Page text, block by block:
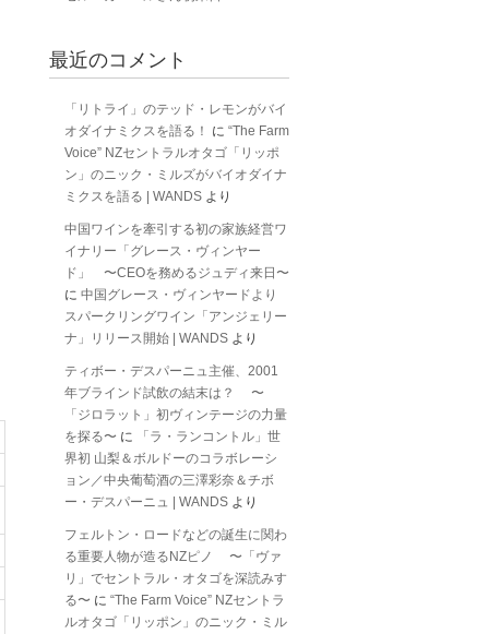
最近のコメント
「リトライ」のテッド・レモンがバイ
オダイナミクスを語る！
に “The Farm
Voice” NZセントラルオタゴ「リッポ
ン」のニック・ミルズがバイオダイナ
ミクスを語る | WANDS より
中国ワインを牽引する初の家族経営ワ
イナリー「グレース・ヴィンヤー
ド」 〜CEOを務めるジュディ来日〜
に 中国グレース・ヴィンヤードより
スパークリングワイン「アンジェリー
ナ」リリース開始 | WANDS より
ティボー・デスパーニュ主催、2001
年ブラインド試飲の結末は？ 〜
「ジロラット」初ヴィンテージの力量
を探る〜 に
「ラ・ランコントル」世
界初 山梨＆ボルドーのコラボレーシ
ョン／中央葡萄酒の三澤彩奈＆チボ
ー・デスパーニュ | WANDS より
フェルトン・ロードなどの誕生に関わ
る重要人物が造るNZピノ 〜「ヴァ
リ」でセントラル・オタゴを深読みす
る〜 に “The Farm Voice” NZセントラ
ルオタゴ「リッポン」のニック・ミル